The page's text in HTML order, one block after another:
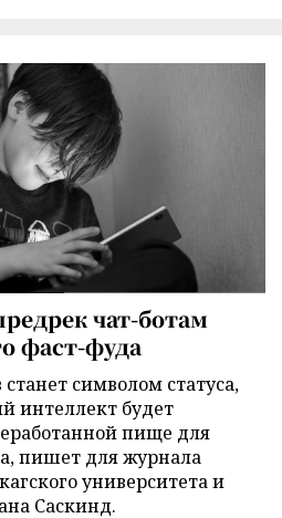
чат-ботам
фаст-фуда
станет символом статуса,
интеллект будет
пище для
пишет для журнала
университета и
Саскинд.